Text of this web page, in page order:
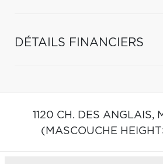
DÉTAILS FINANCIERS
1120 CH. DES ANGLAIS,
(MASCOUCHE